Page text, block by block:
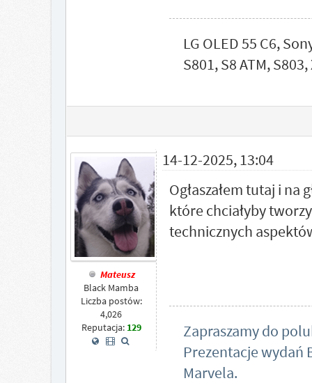
LG OLED 55 C6,
S801, S8 ATM,
Mateusz
Black Mamba
Liczba postów:
4,026
Reputacja: 129
14-12-2025, 13:04
Ogłaszałem tutaj i
które chciałyby
technicznych
Zapraszamy do
Prezentacje wydań
Marvela.